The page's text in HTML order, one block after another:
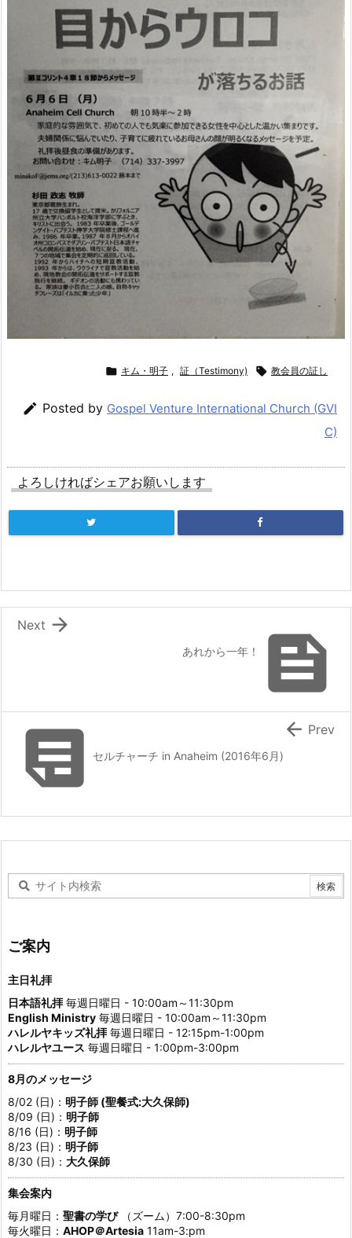
 キム・明子 , 証（Testimony)  教会員の証し
 Posted by Gospel Venture International Church (GVI
C)
よろしければシェアお願いします

あれから一年！

Next
セルチャーチ in Anaheim (2016年6月)
 Prev
ご案内
主日礼拝
日本語礼拝毎週日曜日 - 10:00am～11:30pm
English Ministry 毎週日曜日 - 10:00am～11:30pm
ハレルヤキッズ礼拝毎週日曜日 - 12:15pm-1:00pm
ハレルヤユース 毎週日曜日 - 1:00pm-3:00pm
8月のメッセージ
8/02 (日)： 明子師 (聖餐式:大久保師)
8/09 (日)： 明子師
8/16 (日)： 明子師
8/23 (日)： 明子師
8/30 (日)： 大久保師
集会案内
毎月曜日： 聖書の学び（ズーム）7:00-8:30pm
毎火曜日： AHOP＠Artesia 11am-3:pm